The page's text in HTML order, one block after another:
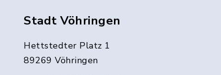
Stadt Vöhringen
Hettstedter Platz 1
89269 Vöhringen